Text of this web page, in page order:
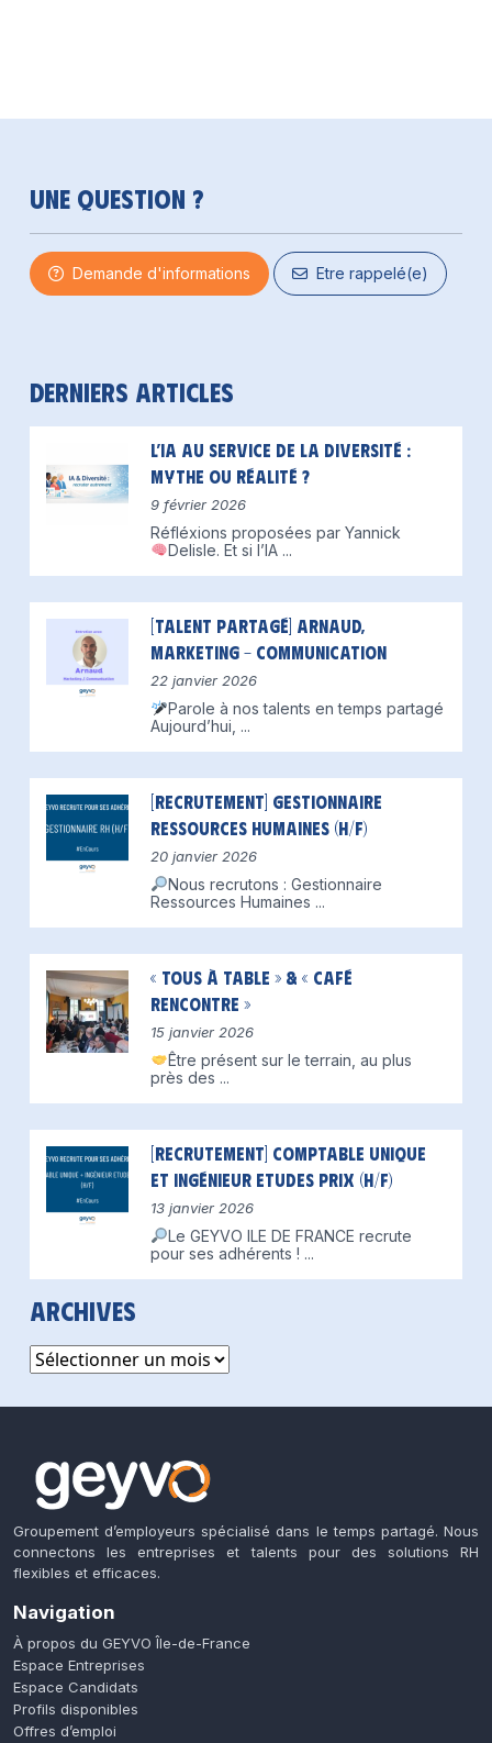
Une question ?
Demande d'informations Etre rappelé(e)
Derniers articles
L’IA au service de la diversité :
mythe ou réalité ?
9 février 2026
Réfléxions proposées par Yannick
Delisle. Et si l’IA ...
[Talent partagé] Arnaud,
Marketing – Communication
22 janvier 2026
Parole à nos talents en temps partagé
Aujourd’hui, ...
[Recrutement] Gestionnaire
Ressources Humaines (H/F)
20 janvier 2026
Nous recrutons : Gestionnaire
Ressources Humaines ...
« Tous à table » & « Café
Rencontre »
15 janvier 2026
Être présent sur le terrain, au plus
près des ...
[Recrutement] Comptable unique
et Ingénieur Etudes Prix (H/F)
13 janvier 2026
Le GEYVO ILE DE FRANCE recrute
pour ses adhérents ! ...
Archives
Archives
Groupement d’employeurs spécialisé dans le temps partagé. Nous
connectons les entreprises et talents pour des solutions RH
flexibles et efficaces.
Navigation
À propos du GEYVO Île-de-France
Espace Entreprises
Espace Candidats
Profils disponibles
Offres d’emploi